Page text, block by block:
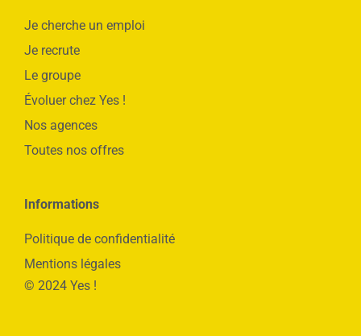
Je cherche un emploi
Je recrute
Le groupe
Évoluer chez Yes !
Nos agences
Toutes nos offres
Informations
Politique de confidentialité
Mentions légales
© 2024 Yes !